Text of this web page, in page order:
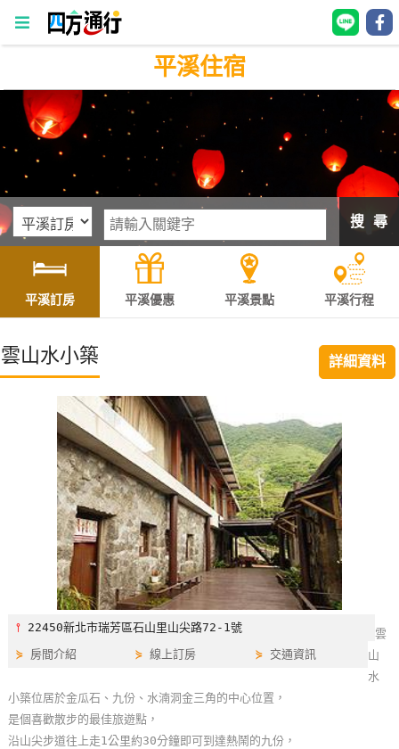
四
方
通
訂
房
灣
訂
房
HOT
紅
帶
你
平溪住宿
搜 尋
平溪訂房 平溪優惠 平溪景點 平溪行程
雲山水小築 詳細資料
⫯ 22450新北市瑞芳區石山里山尖路72-1號
⋟ 房間介紹 ⋟線上訂房 ⋟ 交通資訊
雲
山
水
小築位居於金瓜石、九份、水湳洞金三角的中心位置，
是個喜歡散步的最佳旅遊點，
沿山尖步道往上走1公里約30分鐘即可到達熱鬧的九份，